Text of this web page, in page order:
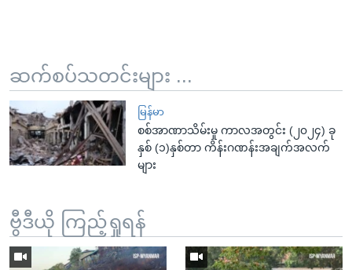
ဆက်စပ်သတင်းများ ...
မြန်မာ
စစ်အာဏာသိမ်းမှု ကာလအတွင်း (၂၀၂၄) ခု
နှစ် (၁)နှစ်တာ ကိန်းဂဏန်းအချက်အလက်
များ
ဗွီဒီယို ကြည့်ရှုရန်